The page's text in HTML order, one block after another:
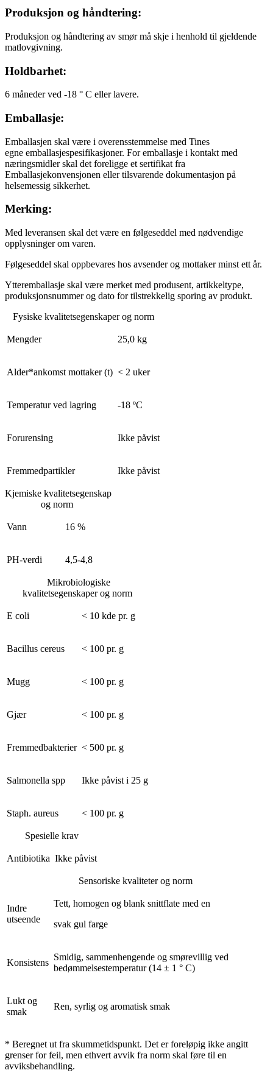
Produksjon og håndtering:
Produksjon og håndtering av smør må skje i henhold til gjeldende
matlovgivning.
Holdbarhet:
6 måneder ved -18 ° C eller lavere.
Emballasje:
Emballasjen skal være i overensstemmelse med Tines
egne emballasjespesifikasjoner. For emballasje i kontakt med
næringsmidler skal det foreligge et sertifikat fra
Emballasjekonvensjonen eller tilsvarende dokumentasjon på
helsemessig sikkerhet.
Merking:
Med leveransen skal det være en følgeseddel med nødvendige
opplysninger om varen.
Følgeseddel skal oppbevares hos avsender og mottaker minst ett år.
Ytteremballasje skal være merket med produsent, artikkeltype,
produksjonsnummer og dato for tilstrekkelig sporing av produkt.
Fysiske kvalitetsegenskaper og norm
Mengder 25,0 kg
Alder*ankomst mottaker (t) < 2 uker
Temperatur ved lagring -18 ºC
Forurensing Ikke påvist
Fremmedpartikler Ikke påvist
Kjemiske kvalitetsegenskap
og norm
Vann 16 %
PH-verdi 4,5-4,8
Mikrobiologiske
kvalitetsegenskaper og norm
E coli < 10 kde pr. g
Bacillus cereus < 100 pr. g
Mugg < 100 pr. g
Gjær < 100 pr. g
Fremmedbakterier < 500 pr. g
Salmonella spp Ikke påvist i 25 g
Staph. aureus < 100 pr. g
Spesielle krav
Antibiotika Ikke påvist
Sensoriske kvaliteter og norm
Indre
utseende
Tett, homogen og blank snittflate med en
svak gul farge
Konsistens
Smidig, sammenhengende og smørevillig ved
bedømmelsestemperatur (14 ± 1 ° C)
Lukt og
smak
Ren, syrlig og aromatisk smak
* Beregnet ut fra skummetidspunkt. Det er foreløpig ikke angitt
grenser for feil, men ethvert avvik fra norm skal føre til en
avviksbehandling.